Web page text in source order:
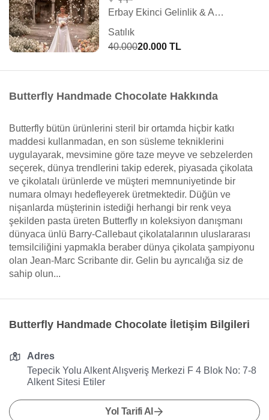
Erbay Ekinci Gelinlik & Abiye
Satılık
40.00020.000 TL
Butterfly Handmade Chocolate Hakkında
Butterfly bütün ürünlerini steril bir ortamda hiçbir katkı
maddesi kullanmadan, en son süsleme tekniklerini
uygulayarak, mevsimine göre taze meyve ve sebzelerden
seçerek, dünya trendlerini takip ederek, piyasada çikolata
ve çikolatalı ürünlerde ve müşteri memnuniyetinde bir
numara olmayı hedefleyerek üretmektedir. Düğün ve
nişanlarda müşterinin istediği herhangi bir renk veya
şekilden pasta üreten Butterfly ın koleksiyon danışmanı
dünyaca ünlü Barry-Callebaut çikolatalarının uluslararası
temsilciliğini yapmakla beraber dünya çikolata şampiyonu
olan Jean-Marc Scribante dir. Gelin bu ayrıcalığa siz de
sahip olun...
Butterfly Handmade Chocolate İletişim Bilgileri
Adres
Tepecik Yolu Alkent Alışveriş Merkezi F 4 Blok No: 7-8
Alkent Sitesi Etiler
Yol Tarifi Al